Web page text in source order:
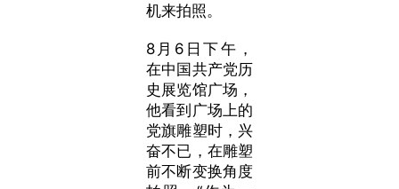
机来拍照。
8月6日下午，
在中国共产党历
史展览馆广场，
他看到广场上的
党旗雕塑时，兴
奋不已，在雕塑
前不断变换角度